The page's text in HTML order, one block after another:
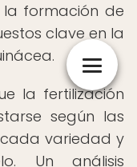
formación de
clave en la
la fertilización
según las
variedad y
Un análisis